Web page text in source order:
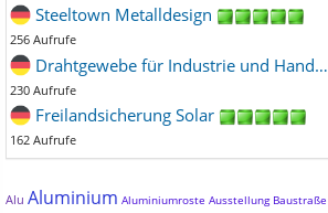
Steeltown Metalldesign
256 Aufrufe
Drahtgewebe für Industrie und Hand…
230 Aufrufe
Freilandsicherung Solar
162 Aufrufe
Alu Aluminium Aluminiumroste Ausstellung Baustraße